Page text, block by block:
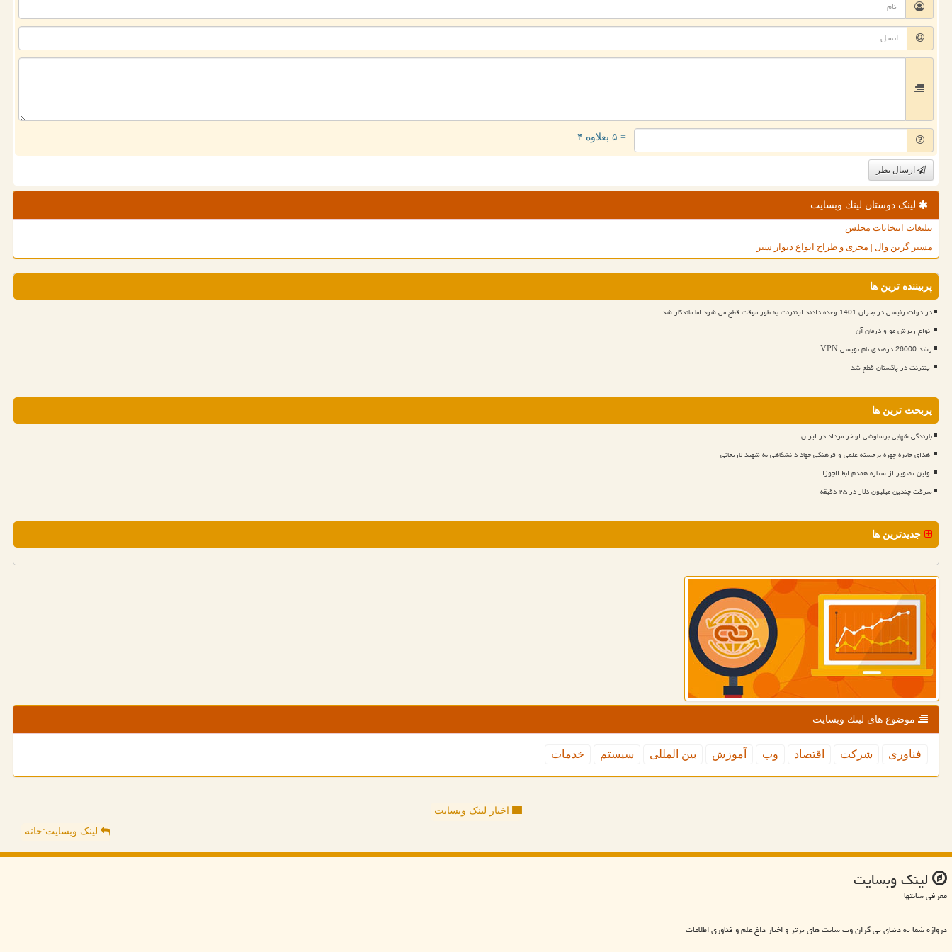
= ۵ بعلاوه ۴
ارسال نظر
لینک دوستان لینك وبسایت
تبلیغات انتخابات مجلس
مستر گرین وال | مجری و طراح انواع دیوار سبز
پربیننده ترین ها
در دولت رئیسی در بحران 1401 وعده دادند اینترنت به طور موقت قطع می شود اما ماندگار شد
انواع ریزش مو و درمان آن
رشد 26000 درصدی نام نویسی VPN
اینترنت در پاکستان قطع شد
پربحث ترین ها
بارندگی شهابی برساوشی اواخر مرداد در ایران
اهدای جایزه چهره برجسته علمی و فرهنگی جهاد دانشگاهی به شهید لاریجانی
اولین تصویر از ستاره همدم ابط الجوزا
سرقت چندین میلیون دلار در ۲۵ دقیقه
جدیدترین ها
موضوع های لینك وبسایت
فناوری شركت اقتصاد وب آموزش بین المللی سیستم خدمات
اخبار لینک وبسایت
لینک وبسایت:خانه
لینك وبسایت
معرفی سایتها
دروازه شما به دنیای بی کران وب سایت های برتر و اخبار داغ علم و فناوری اطلاعات